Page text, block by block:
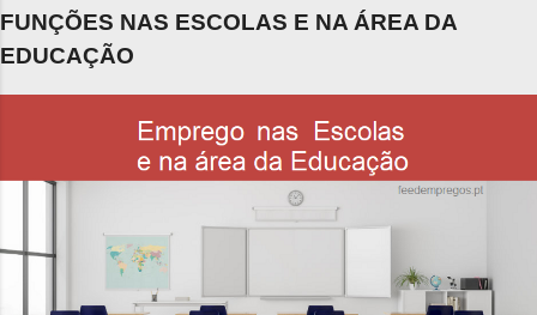
FUNÇÕES NAS ESCOLAS E NA ÁREA DA
EDUCAÇÃO